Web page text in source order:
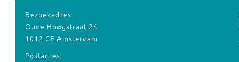
Bezoekadres
Oude Hoogstraat 24
1012 CE Amsterdam
Postadres